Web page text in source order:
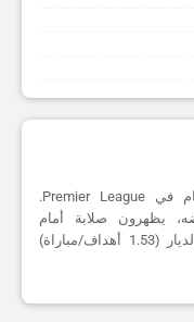
يقدم Bournemouth موسماً مثيراً للاهتمام في Premier League.
أرضه، يظهرون صلابة أمام
جماهيرهم. ومع ذلك، يظل أداؤهم خارج الديار (1.53 أهداف/مباراة)